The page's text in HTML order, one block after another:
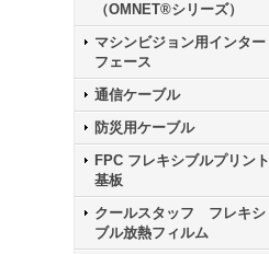
（OMNET®シリーズ）
マシンビジョン用インター
フェース
通信ケーブル
防災用ケーブル
FPC フレキシブルプリント
基板
クールスタッフ フレキシ
ブル放熱フィルム